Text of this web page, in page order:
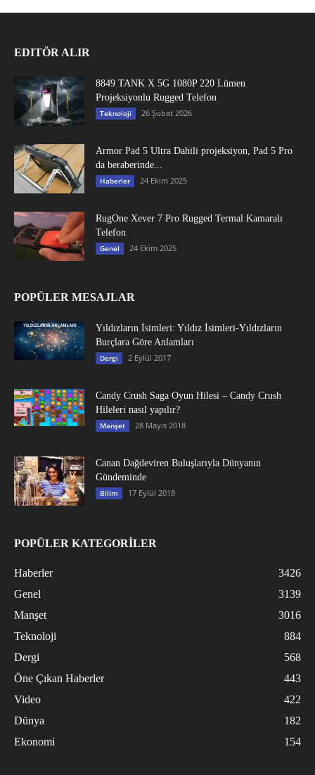
EDITÖR ALIR
8849 TANK X 5G 1080P 220 Lümen
Projeksiyonlu Rugged Telefon
Teknoloji 26 Şubat 2026
Armor Pad 5 Ultra Dahili projeksiyon, Pad 5 Pro
da beraberinde...
Haberler 24 Ekim 2025
RugOne Xever 7 Pro Rugged Termal Kamaralı
Telefon
Genel 24 Ekim 2025
POPÜLER MESAJLAR
Yıldızların İsimleri: Yıldız İsimleri-Yıldızların
Burçlara Göre Anlamları
Dergi 2 Eylül 2017
Candy Crush Saga Oyun Hilesi – Candy Crush
Hileleri nasıl yapılır?
Manşet 28 Mayıs 2018
Canan Dağdeviren Buluşlarıyla Dünyanın
Gündeminde
Bilim 17 Eylül 2018
POPÜLER KATEGORİLER
Haberler
3426
Genel
3139
Manşet
3016
Teknoloji
884
Dergi
568
Öne Çıkan Haberler
443
Video
422
Dünya
182
Ekonomi
154